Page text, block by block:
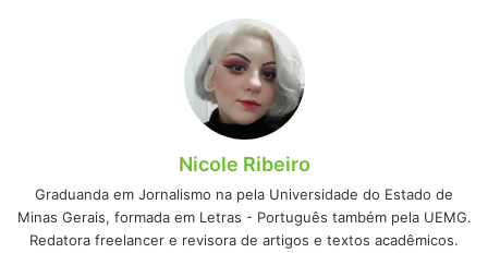
Nicole Ribeiro
Graduanda em Jornalismo na pela Universidade do Estado de
Minas Gerais, formada em Letras - Português também pela UEMG.
Redatora freelancer e revisora de artigos e textos acadêmicos.